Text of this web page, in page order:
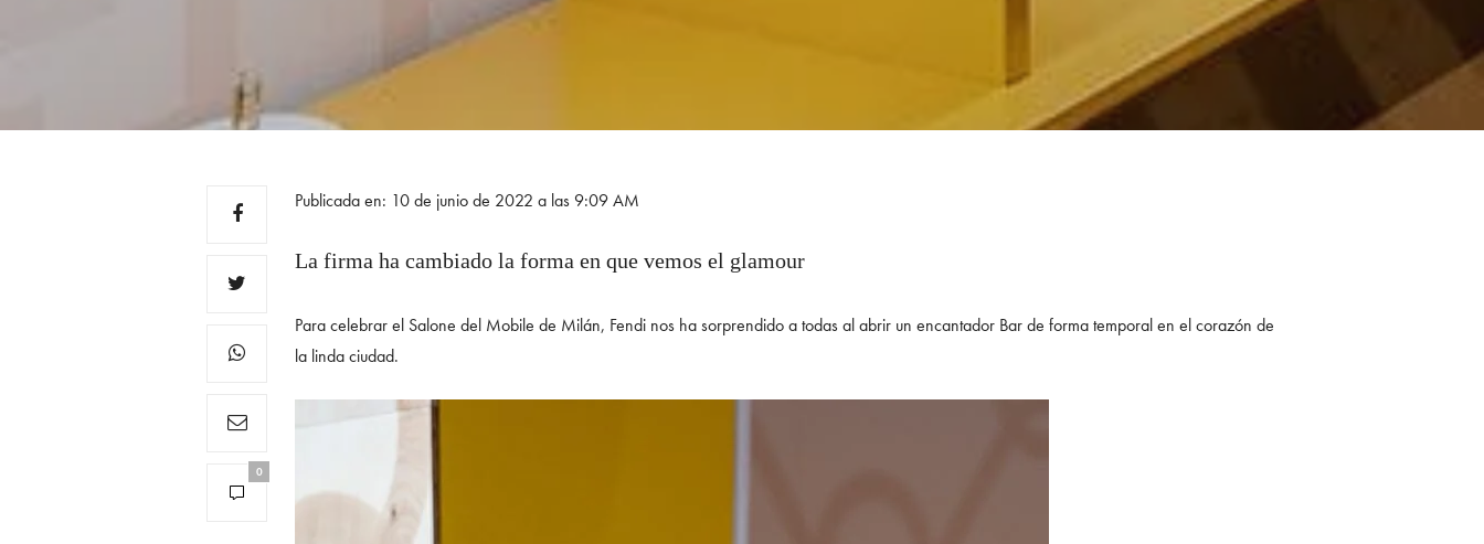
0
Publicada en: 10 de junio de 2022 a las 9:09 AM
La firma ha cambiado la forma en que vemos el glamour
Para celebrar el Salone del Mobile de Milán, Fendi nos ha sorprendido a todas al abrir un encantador Bar de forma temporal en el corazón de
la linda ciudad.